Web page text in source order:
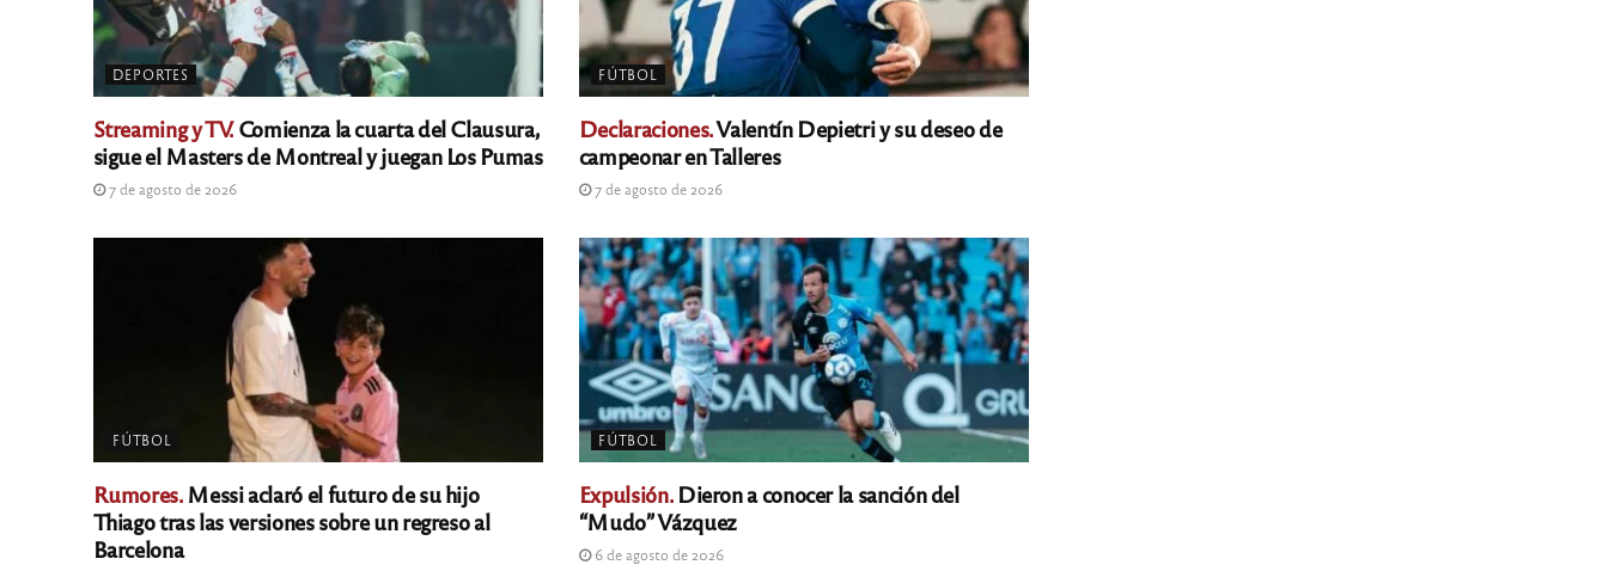
DEPORTES
Streaming y TV.Comienza la cuarta del Clausura,
sigue el Masters de Montreal y juegan Los Pumas
7 de agosto de 2026
FÚTBOL
Declaraciones.Valentín Depietri y su deseo de
campeonar en Talleres
7 de agosto de 2026
FÚTBOL
Rumores.Messi aclaró el futuro de su hijo
Thiago tras las versiones sobre un regreso al
Barcelona
FÚTBOL
Expulsión.Dieron a conocer la sanción del
“Mudo” Vázquez
6 de agosto de 2026